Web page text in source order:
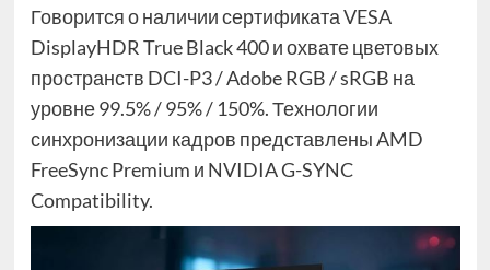
Говорится о наличии сертификата VESA
DisplayHDR True Black 400 и охвате цветовых
пространств DCI-P3 / Adobe RGB / sRGB на
уровне 99.5% / 95% / 150%. Технологии
синхронизации кадров представлены AMD
FreeSync Premium и NVIDIA G-SYNC
Compatibility.